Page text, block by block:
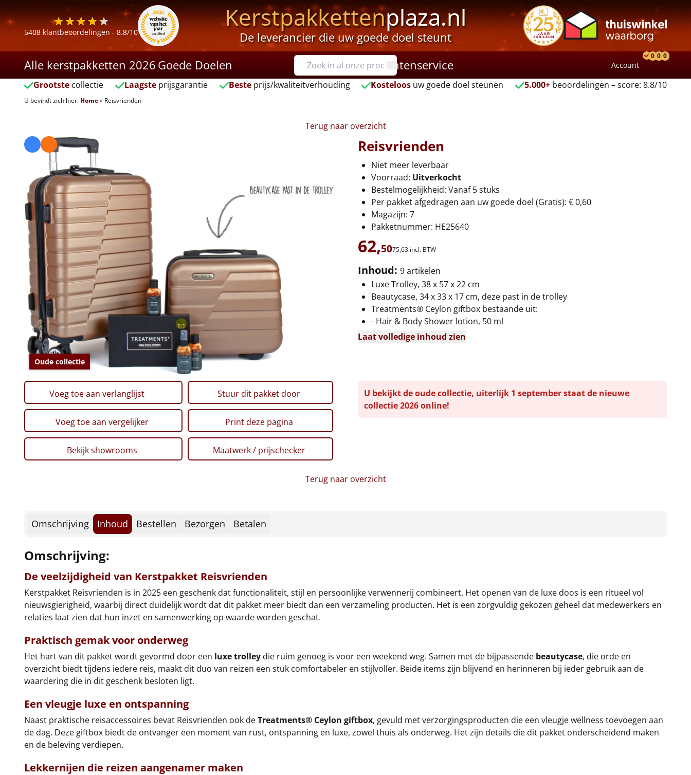
5408 klantbeoordelingen - 8.8/10 Kerstpakkettenplaza.nl
De leverancier die uw goede doel steunt
Alle kerstpakketten 2026 Goede Doelen Klantenservice Account
0 0 0
Grootste collectie Laagsteprijsgarantie Besteprijs/kwaliteitverhouding Kosteloos uw goede doel steunen 5.000+ beoordelingen – score: 8.8/10
U bevindt zich hier: Home» Reisvrienden
Terug naar overzicht
Oude collectie
Reisvrienden
Niet meer leverbaar
Voorraad: Uitverkocht
Bestelmogelijkheid: Vanaf 5 stuks
Per pakket afgedragen aan uw goede doel (Gratis): € 0,60
Magazijn: 7
Pakketnummer: HE25640
62,5075,63 incl. BTW
Inhoud: 9 artikelen
Luxe Trolley, 38 x 57 x 22 cm
Beautycase, 34 x 33 x 17 cm, deze past in de trolley
Treatments® Ceylon giftbox bestaande uit:
- Hair & Body Shower lotion, 50 ml
Laat volledige inhoud zien
Voeg toe aan verlanglijst Stuur dit pakket door
Voeg toe aan vergelijker Print deze pagina
Bekijk showrooms Maatwerk / prijschecker
U bekijkt de oude collectie, uiterlijk 1 september staat de nieuwe
collectie 2026 online!
Terug naar overzicht
Omschrijving Inhoud Bestellen Bezorgen Betalen
Omschrijving:
De veelzijdigheid van Kerstpakket Reisvrienden
Kerstpakket Reisvrienden is in 2025 een geschenk dat functionaliteit, stijl en persoonlijke verwennerij combineert. Het openen van de luxe doos is een ritueel vol
nieuwsgierigheid, waarbij direct duidelijk wordt dat dit pakket meer biedt dan een verzameling producten. Het is een zorgvuldig gekozen geheel dat medewerkers en
relaties laat zien dat hun inzet en samenwerking op waarde worden geschat.
Praktisch gemak voor onderweg
Het hart van dit pakket wordt gevormd door een luxe trolley die ruim genoeg is voor een weekend weg. Samen met de bijpassende beautycase, die orde en
overzicht biedt tijdens iedere reis, maakt dit duo van reizen een stuk comfortabeler en stijlvoller. Beide items zijn blijvend en herinneren bij ieder gebruik aan de
waardering die in dit geschenk besloten ligt.
Een vleugje luxe en ontspanning
Naast praktische reisaccessoires bevat Reisvrienden ook deTreatments® Ceylon giftbox, gevuld met verzorgingsproducten die een vleugje wellness toevoegen aan
de dag. Deze giftbox biedt de ontvanger een moment van rust, ontspanning en luxe, zowel thuis als onderweg. Het zijn details die dit pakket onderscheidend maken
en de beleving verdiepen.
Lekkernijen die reizen aangenamer maken